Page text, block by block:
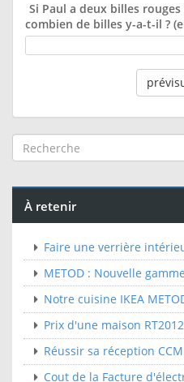
Si Paul a deux billes
combien de billes y-a-t-il ?
À retenir
Faire une verrière
METOD : Nouvelle
Notre cuisine IKEA
Prix d'une maison
Réussir sa réception
Cout de la Facture